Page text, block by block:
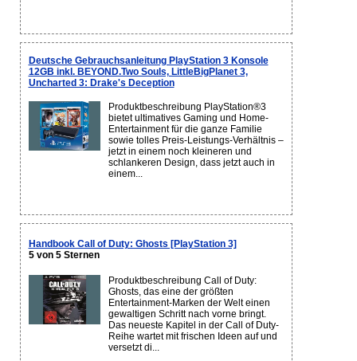
Deutsche Gebrauchsanleitung PlayStation 3 Konsole
12GB inkl. BEYOND.Two Souls, LittleBigPlanet 3,
Uncharted 3: Drake's Deception
Produktbeschreibung PlayStation®3
bietet ultimatives Gaming und Home-
Entertainment für die ganze Familie
sowie tolles Preis-Leistungs-Verhältnis –
jetzt in einem noch kleineren und
schlankeren Design, dass jetzt auch in
einem...
Handbook Call of Duty: Ghosts [PlayStation 3]
5 von 5 Sternen
Produktbeschreibung Call of Duty:
Ghosts, das eine der größten
Entertainment-Marken der Welt einen
gewaltigen Schritt nach vorne bringt.
Das neueste Kapitel in der Call of Duty-
Reihe wartet mit frischen Ideen auf und
versetzt di...